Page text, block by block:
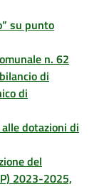
su punto
n. 62
di
di
dotazioni di
del
2023-2025,